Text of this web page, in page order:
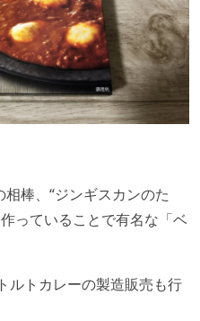
棒、“ジンギスカンのた
っていることで有名な「ベ
ルトカレーの製造販売も行